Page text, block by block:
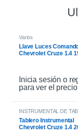
Varios
Llave Luces
Chevrolet Cruze 1.4
Inicia sesión o
para ver el precio
INSTRUMENTAL DE
Tablero Instrumental
Chevrolet Cruze 1.4